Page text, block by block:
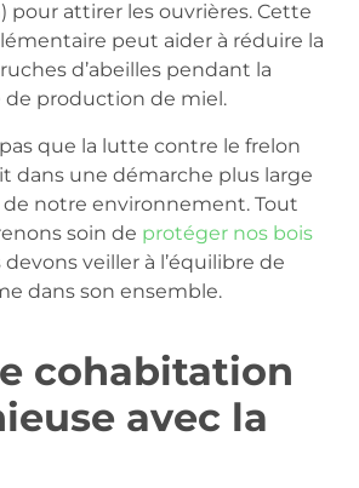
pour attirer les ouvrières. Cette
peut aider à réduire la
d’abeilles pendant la
production de miel.
que la lutte contre le frelon
dans une démarche plus large
notre environnement. Tout
soin de protéger nos bois
devons veiller à l’équilibre de
dans son ensemble.
cohabitation
avec la